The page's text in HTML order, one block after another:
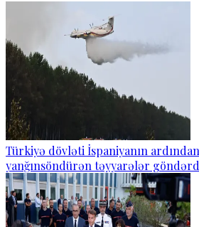
Türkiyə dövləti İspaniyanın
yanğınsöndürən təyyarələr